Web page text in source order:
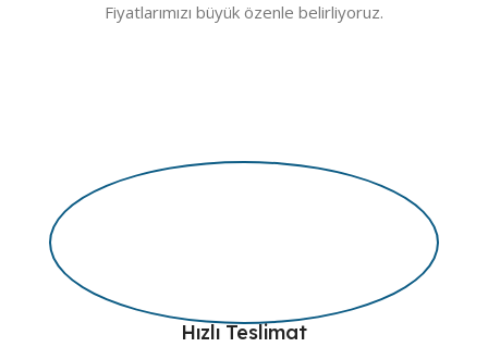
Fiyatlarımızı büyük özenle belirliyoruz.
Hızlı Teslimat